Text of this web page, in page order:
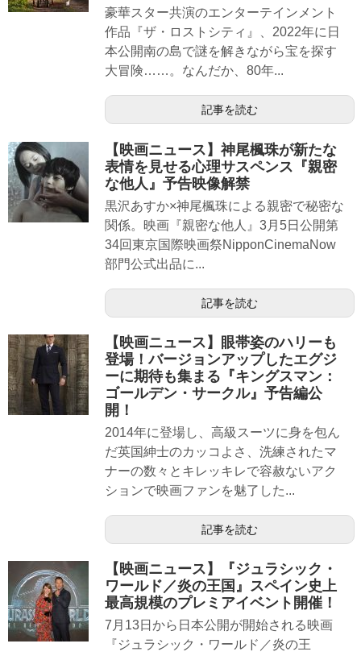
豪華スター共演のエンターテインメント
作品『ザ・ロストシティ』、2022年に日
本公開南の島で謎を解きながら宝を探す
大冒険……。なんだか、80年...
記事を読む
【映画ニュース】神尾楓珠が新たな
表情を見せる心理サスペンス『親密
な他人』予告映像解禁
黒沢あすか×神尾楓珠による親密で秘密な
関係。映画『親密な他人』3月5日公開第
34回東京国際映画祭NipponCinemaNow
部門公式出品に...
記事を読む
【映画ニュース】眼帯姿のハリーも
登場！バージョンアップしたエグジ
ーに期待も集まる『キングスマン：
ゴールデン・サークル』予告編公
開！
2014年に登場し、高級スーツに身を包ん
だ英国紳士のカッコよさ、洗練されたマ
ナーの数々とキレッキレで容赦ないアク
ションで映画ファンを魅了した...
記事を読む
【映画ニュース】『ジュラシック・
ワールド／炎の王国』スペイン史上
最高規模のプレミアイベント開催！
7月13日から日本公開が開始される映画
『ジュラシック・ワールド／炎の王